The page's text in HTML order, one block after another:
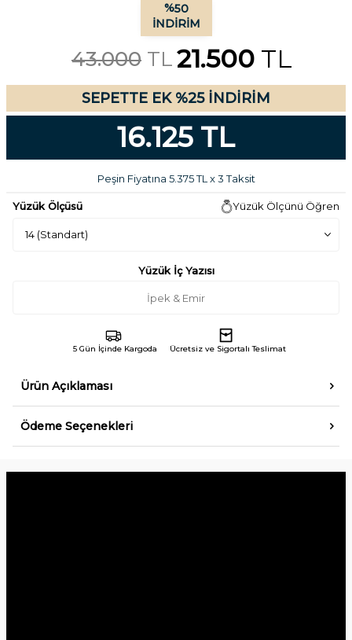
%50
İNDIRIM
43.000 TL21.500 TL
SEPETTE EK %25 İNDİRİM
16.125 TL
Peşin Fiyatına 5.375 TL x 3 Taksit
Yüzük Ölçüsü Yüzük Ölçünü Öğren
Yüzük İç Yazısı
5 Gün İçinde Kargoda Ücretsiz ve Sigortalı Teslimat
Ürün Açıklaması
Ödeme Seçenekleri